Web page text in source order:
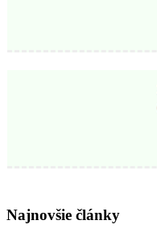
Najnovšie články